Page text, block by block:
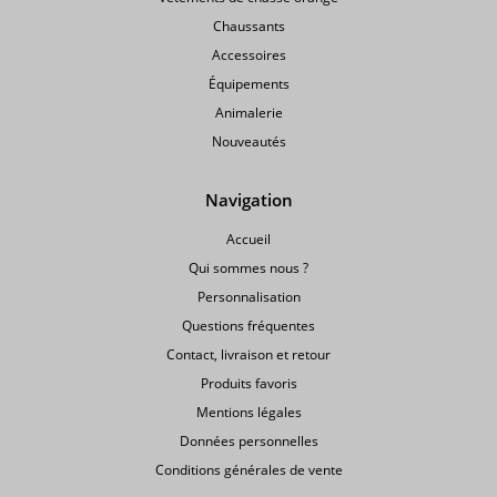
Chaussants
Accessoires
Équipements
Animalerie
Nouveautés
Navigation
Accueil
Qui sommes nous ?
Personnalisation
Questions fréquentes
Contact, livraison et retour
Produits favoris
Mentions légales
Données personnelles
Conditions générales de vente